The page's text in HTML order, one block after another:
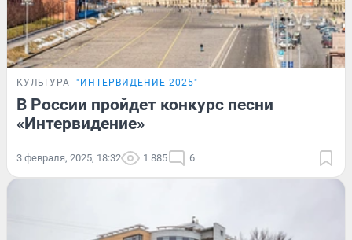
КУЛЬТУРА "ИНТЕРВИДЕНИЕ-2025"
В России пройдет конкурс песни
«Интервидение»
3 февраля, 2025, 18:32 1 885 6